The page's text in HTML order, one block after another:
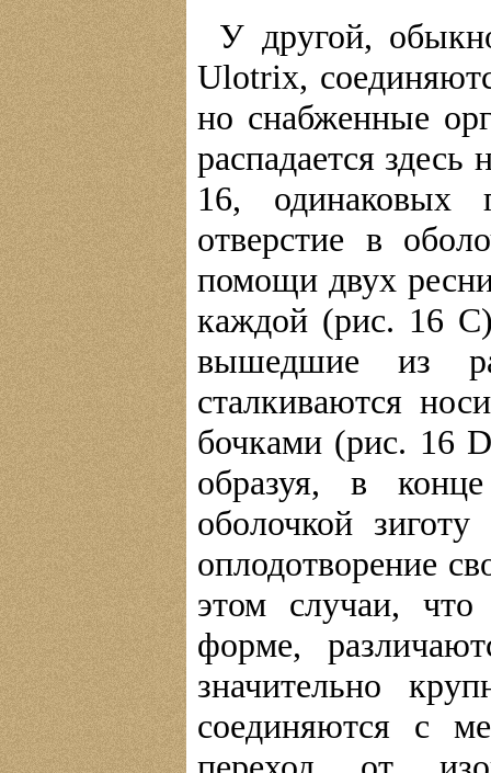
У другой,
Ulotrix,
но снабженные
распадается
16, одинаковых
отверстие в
помощи двух
каждой (рис. 16
вышедшие из
сталкиваются
бочками (рис. 16
образуя, в
оболочкой
оплодотворение
этом случаи,
форме,
значительно
соединяются с